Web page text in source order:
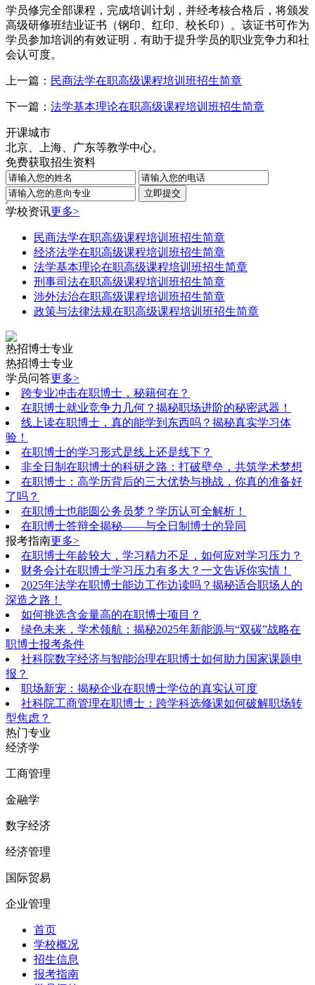
学员修完全部课程，完成培训计划，并经考核合格后，将颁发
高级研修班结业证书（钢印、红印、校长印）。该证书可作为
学员参加培训的有效证明，有助于提升学员的职业竞争力和社
会认可度。
上一篇： 民商法学在职高级课程培训班招生简章
下一篇： 法学基本理论在职高级课程培训班招生简章
开课城市
北京、上海、广东等教学中心。
免费获取招生资料
学校资讯更多>
民商法学在职高级课程培训班招生简章
经济法学在职高级课程培训班招生简章
法学基本理论在职高级课程培训班招生简章
刑事司法在职高级课程培训班招生简章
涉外法治在职高级课程培训班招生简章
政策与法律法规在职高级课程培训班招生简章
热招博士专业
热招博士专业
学员问答更多>
跨专业冲击在职博士，秘籍何在？
在职博士就业竞争力几何？揭秘职场进阶的秘密武器！
线上读在职博士，真的能学到东西吗？揭秘真实学习体
验！
在职博士的学习形式是线上还是线下？
非全日制在职博士的科研之路：打破壁垒，共筑学术梦想
在职博士：高学历背后的三大优势与挑战，你真的准备好
了吗？
在职博士也能圆公务员梦？学历认可全解析！
在职博士答辩全揭秘——与全日制博士的异同
报考指南更多>
在职博士年龄较大，学习精力不足，如何应对学习压力？
财务会计在职博士学习压力有多大？一文告诉你实情！
2025年法学在职博士能边工作边读吗？揭秘适合职场人的
深造之路！
如何挑选含金量高的在职博士项目？
绿色未来，学术领航：揭秘2025年新能源与“双碳”战略在
职博士报考条件
社科院数字经济与智能治理在职博士如何助力国家课题申
报？
职场新宠：揭秘企业在职博士学位的真实认可度
社科院工商管理在职博士：跨学科选修课如何破解职场转
型焦虑？
热门专业
经济学
工商管理
金融学
数字经济
经济管理
国际贸易
企业管理
首页
学校概况
招生信息
报考指南